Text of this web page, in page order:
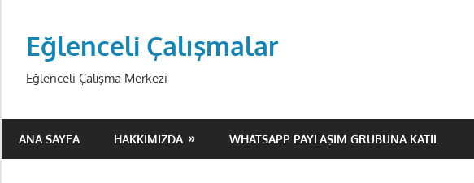
contentEğlenceli Çalışmalar
Eğlenceli Çalışma Merkezi
ANA SAYFA HAKKIMIZDA WHATSAPP PAYLAŞIM GRUBUNA KATIL